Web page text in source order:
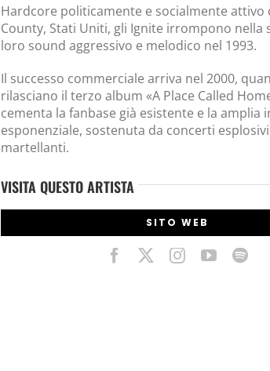
Hardcore politicamente e socialmente attivo
County, Stati Uniti, gli Ignite irrompono nella
loro sound aggressivo e melodico nel 1993.
Il successo commerciale arriva nel 2000,
rilasciano il terzo album «A Place Called
cementa la fanbase già esistente e la amplia
esponenziale, sostenuta da concerti
martellanti.
VISITA QUESTO ARTISTA
SITO WEB